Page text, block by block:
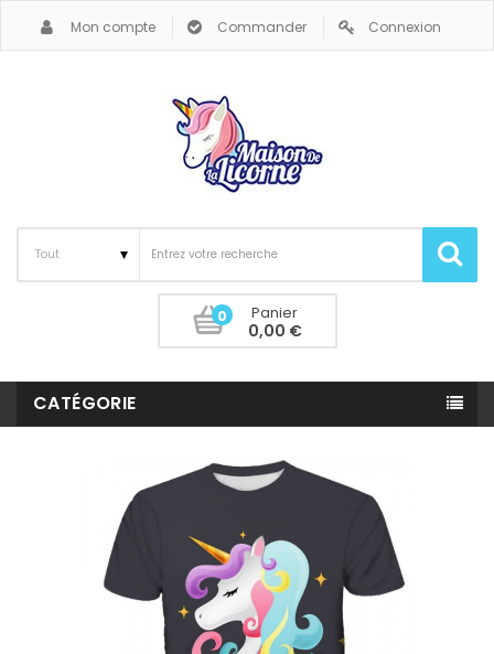
Mon compte Commander Connexion
Panier
0
0,00 €
CATÉGORIE